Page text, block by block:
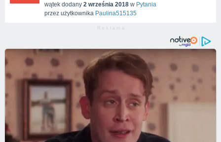
wątek dodany 2 września 2018 w Pytania
przez użytkownika Paulina515135
R e k l a m a